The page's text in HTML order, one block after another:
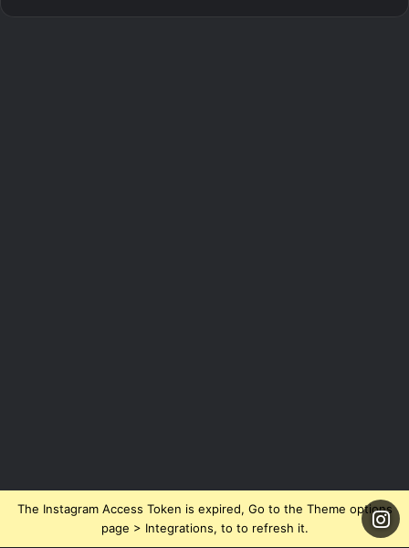
The Instagram Access Token is expired, Go to the Theme options
page > Integrations, to to refresh it.